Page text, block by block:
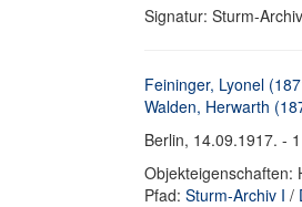
Signatur: Sturm-
Feininger, Lyonel
Walden, Herwarth
Berlin, 14.09.1917. -
Objekteigenschaften:
Pfad: Sturm-Archiv I /